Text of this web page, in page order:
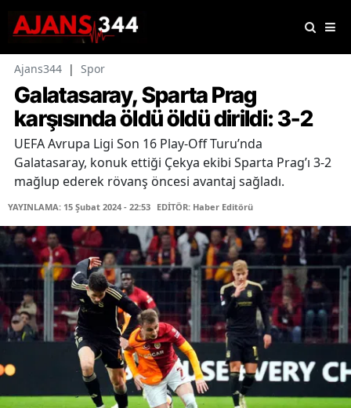
Ajans344 | Spor
Galatasaray, Sparta Prag
karşısında öldü öldü dirildi: 3-2
UEFA Avrupa Ligi Son 16 Play-Off Turu’nda
Galatasaray, konuk ettiği Çekya ekibi Sparta Prag’ı 3-2
mağlup ederek rövanş öncesi avantaj sağladı.
YAYINLAMA: 15 Şubat 2024 - 22:53 EDİTÖR: Haber Editörü